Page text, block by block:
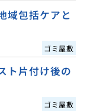
域包括ケアと
ゴミ屋敷
ト片付け後の
ゴミ屋敷